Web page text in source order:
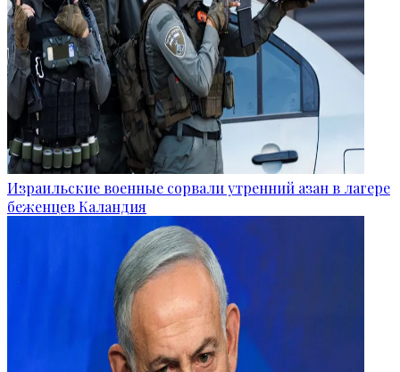
Израильские военные сорвали утренний азан в лагере
беженцев Каландия